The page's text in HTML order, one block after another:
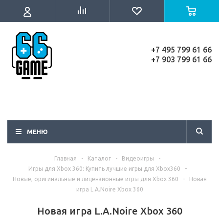
+7 495 799 61 66
+7 903 799 61 66
МЕНЮ
Главная - Каталог - Видеоигры
-
Игры для Xbox 360: Купить лучшие игры для Xbox360
-
Новые, оригинальные и лицензионные игры для Xbox 360
-
Новая
игра L.A.Noire Xbox 360
Новая игра L.A.Noire Xbox 360